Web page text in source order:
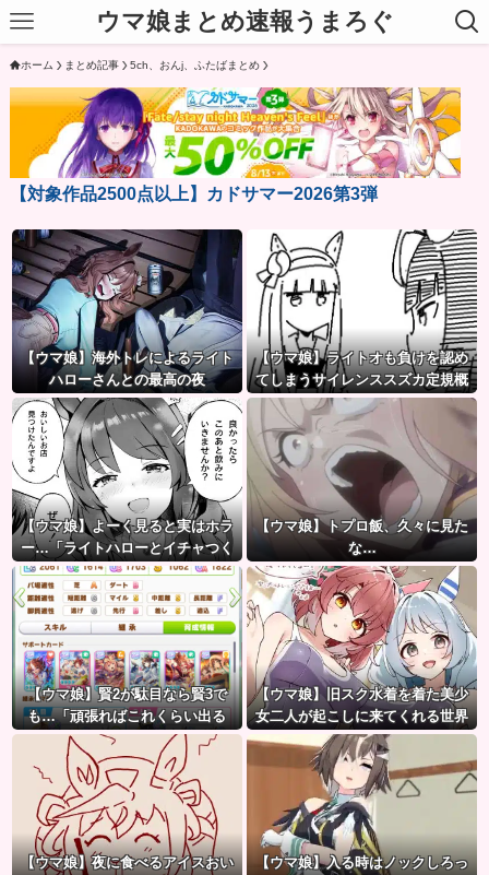
ウマ娘まとめ速報うまろぐ
ホーム まとめ記事 5ch、おんj、ふたばまとめ
【対象作品2500点以上】カドサマー2026第3弾
【ウマ娘】海外トレによるライト
ハローさんとの最高の夜
【ウマ娘】ライトオも負けを認め
てしまうサイレンススズカ定規概
念ｗｗｗ
【ウマ娘】よーく見ると実はホラ
ー…「ライトハローとイチャつく
スティルトレ漫画」
【ウマ娘】トプロ飯、久々に見た
な…
【ウマ娘】賢2が駄目なら賢3で
も…「頑張ればこれくらい出る
よ」
【ウマ娘】旧スク水着を着た美少
女二人が起こしに来てくれる世界
に行きたかった…
【ウマ娘】夜に食べるアイスおい
【ウマ娘】入る時はノックしろっ